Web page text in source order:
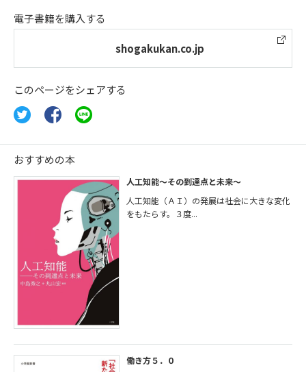
電子書籍を購入する
shogakukan.co.jp
このページをシェアする
おすすめの本
人工知能～その到達点と未来～
人工知能（ＡＩ）の発展は社会に大きな変化
をもたらす。３度...
働き方５．０